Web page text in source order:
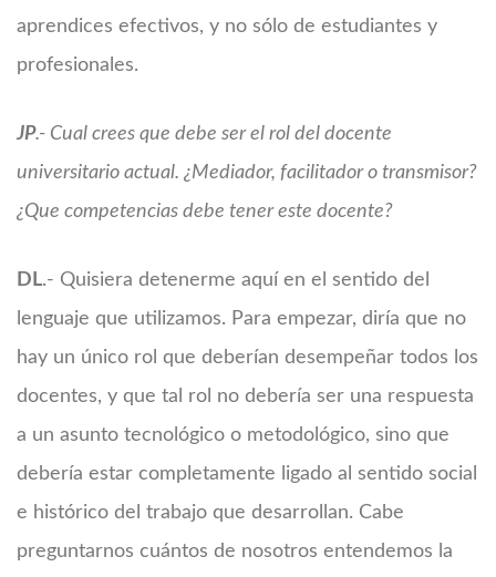
aprendices efectivos, y no sólo de estudiantes y
profesionales.
JP.- Cual crees que debe ser el rol del docente
universitario actual. ¿Mediador, facilitador o transmisor?
¿Que competencias debe tener este docente?
DL.- Quisiera detenerme aquí en el sentido del
lenguaje que utilizamos. Para empezar, diría que no
hay un único rol que deberían desempeñar todos los
docentes, y que tal rol no debería ser una respuesta
a un asunto tecnológico o metodológico, sino que
debería estar completamente ligado al sentido social
e histórico del trabajo que desarrollan. Cabe
preguntarnos cuántos de nosotros entendemos la